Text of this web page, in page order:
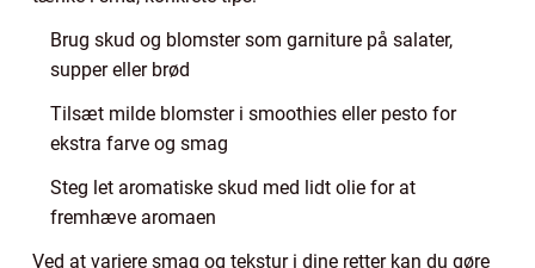
Brug skud og blomster som garniture på salater,
supper eller brød
Tilsæt milde blomster i smoothies eller pesto for
ekstra farve og smag
Steg let aromatiske skud med lidt olie for at
fremhæve aromaen
Ved at variere smag og tekstur i dine retter kan du gøre